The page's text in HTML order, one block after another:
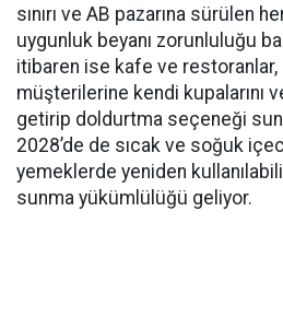
sınırı ve AB pazarına sürülen
uygunluk beyanı zorunluluğu
itibaren ise kafe ve
müşterilerine kendi kupalarını
getirip doldurtma seçeneği
2028’de de sıcak ve soğuk
yemeklerde yeniden
sunma yükümlülüğü geliyor.